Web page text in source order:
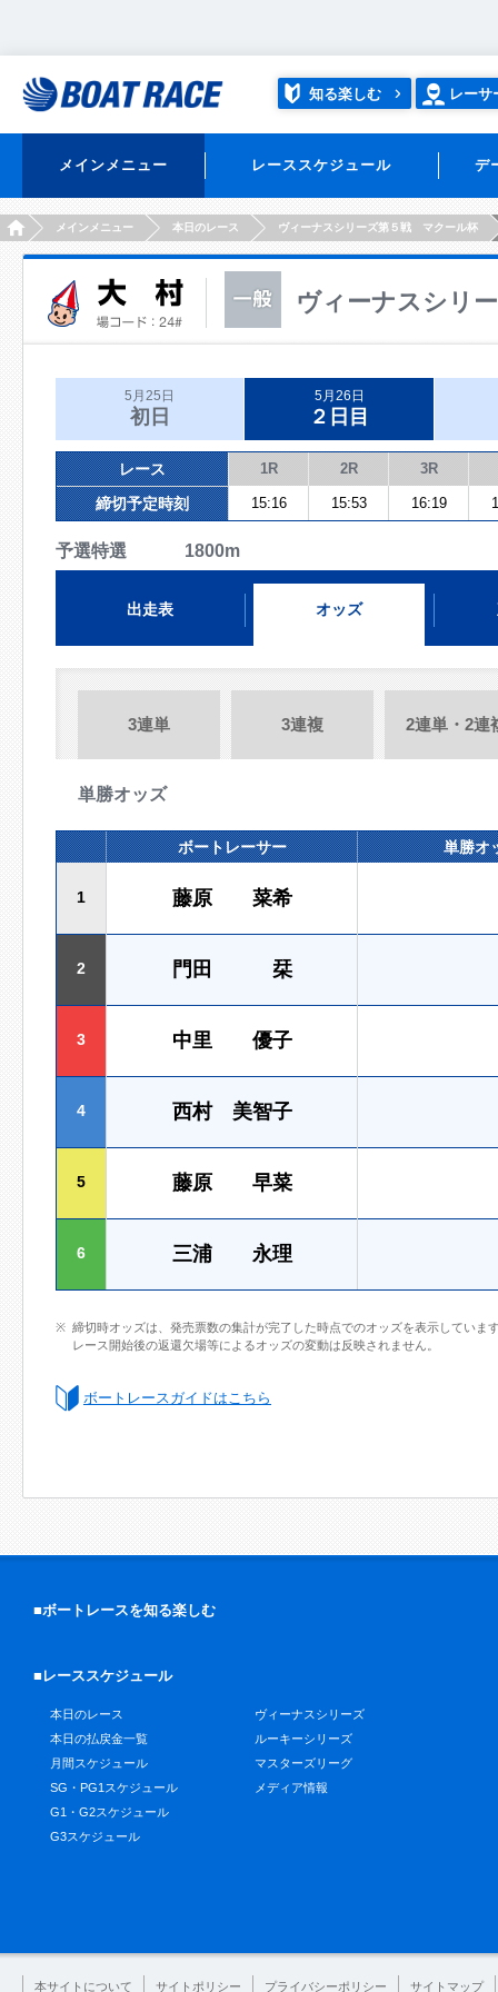
知る楽しむ レーサ
メインメニュー レーススケジュール デ
HOMEメインメニュー 本日のレース ヴィーナスシリーズ第５戦 マクール杯
ヴィーナスシリ
5月25日
初日
5月26日
２日目
レース 1R 2R 3R
締切予定時刻 15:16 15:53 16:19
予選特選 1800m
出走表 オッズ
3連単 3連複 2連単・2連
単勝オッズ
ボートレーサー 単勝オ
1 藤原 菜希
2 門田 栞
3 中里 優子
4 西村 美智子
5 藤原 早菜
6 三浦 永理
締切時オッズは、発売票数の集計が完了した時点でのオッズを表示していま
レース開始後の返還欠場等によるオッズの変動は反映されません。
ボートレースガイドはこちら
■ボートレースを知る楽しむ
■レーススケジュール
本日のレース
本日の払戻金一覧
月間スケジュール
SG・PG1スケジュール
G1・G2スケジュール
G3スケジュール
ヴィーナスシリーズ
ルーキーシリーズ
マスターズリーグ
メディア情報
本サイトについて サイトポリシー プライバシーポリシー サイトマップ